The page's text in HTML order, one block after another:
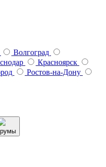
Волгоград
Красноярск
Ростов-на-Дону